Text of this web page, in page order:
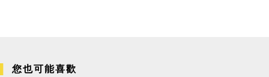
您也可能喜歡